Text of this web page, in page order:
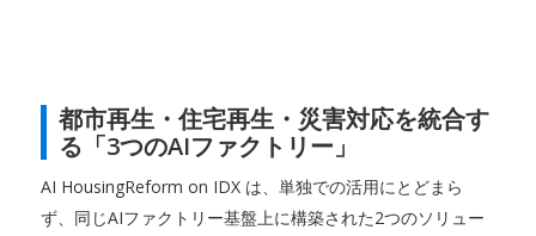
都市再生・住宅再生・災害対応を統合す
る「3つのAIファクトリー」
AI HousingReform on IDX は、単独での活用にとどまら
ず、同じAIファクトリー基盤上に構築された2つのソリュー